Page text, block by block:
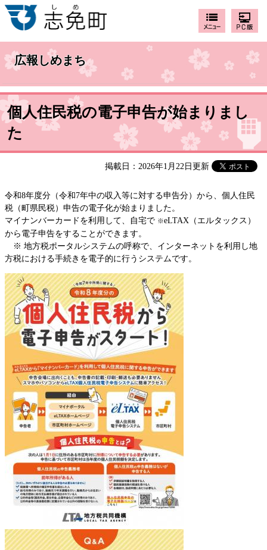
広報しめまち
個人住民税の電子申告が始まりまし
た
掲載日：2026年1月22日更新
令和8年度分（令和7年中の収入等に対する申告分）から、個人住民
税（町県民税）申告の電子化が始まりました。
マイナンバーカードを利用して、自宅で ※eLTAX（エルタックス）
から電子申告をすることができます。
※ 地方税ポータルシステムの呼称で、インターネットを利用し地
方税における手続きを電子的に行うシステムです。